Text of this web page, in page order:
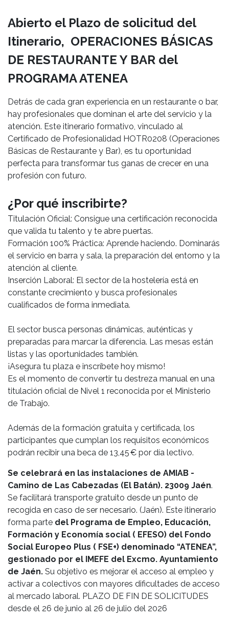
Abierto el Plazo de solicitud del
Itinerario, OPERACIONES BÁSICAS
DE RESTAURANTE Y BAR del
PROGRAMA ATENEA
Detrás de cada gran experiencia en un restaurante o bar,
hay profesionales que dominan el arte del servicio y la
atención. Este itinerario formativo, vinculado al
Certificado de Profesionalidad HOTR0208 (Operaciones
Básicas de Restaurante y Bar), es tu oportunidad
perfecta para transformar tus ganas de crecer en una
profesión con futuro.
¿Por qué inscribirte?
Titulación Oficial: Consigue una certificación reconocida
que valida tu talento y te abre puertas.
Formación 100% Práctica: Aprende haciendo. Dominarás
el servicio en barra y sala, la preparación del entorno y la
atención al cliente.
Inserción Laboral: El sector de la hostelería está en
constante crecimiento y busca profesionales
cualificados de forma inmediata.
El sector busca personas dinámicas, auténticas y
preparadas para marcar la diferencia. Las mesas están
listas y las oportunidades también.
¡Asegura tu plaza e inscríbete hoy mismo!
Es el momento de convertir tu destreza manual en una
titulación oficial de Nivel 1 reconocida por el Ministerio
de Trabajo.
Además de la formación gratuita y certificada, los
participantes que cumplan los requisitos económicos
podrán recibir una beca de 13,45 € por día lectivo.
Se celebrará en las instalaciones de AMIAB -
Camino de Las Cabezadas (El Batán). 23009 Jaén.
Se facilitará transporte gratuito desde un punto de
recogida en caso de ser necesario. (Jaén). Este itinerario
forma parte del Programa de Empleo, Educación,
Formación y Economía social ( EFESO) del Fondo
Social Europeo Plus ( FSE+) denominado “ATENEA”,
gestionado por el IMEFE del Excmo. Ayuntamiento
de Jaén. Su objetivo es mejorar el acceso al empleo y
activar a colectivos con mayores dificultades de acceso
al mercado laboral. PLAZO DE FIN DE SOLICITUDES
desde el 26 de junio al 26 de julio del 2026